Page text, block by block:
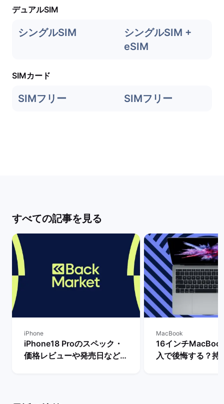
デュアルSIM
シングルSIM
シングルSIM +
eSIM
SIMカード
SIMフリー SIMフリー
すべての記事を見る
iPhone
iPhone18 Proのスペック・
価格レビューや発売日など最
MacBook
16インチ
入で後悔する？持